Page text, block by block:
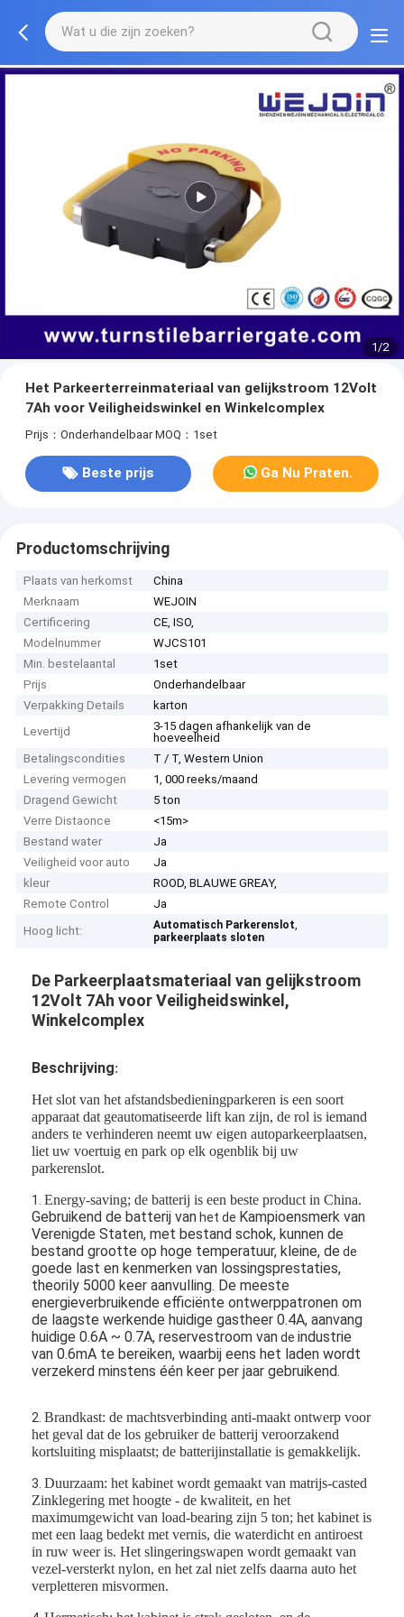
1/2
Het Parkeerterreinmateriaal van gelijkstroom 12Volt
7Ah voor Veiligheidswinkel en Winkelcomplex
Prijs：Onderhandelbaar MOQ：1set
Beste prijs Ga Nu Praten.
Productomschrijving
Plaats van herkomst
China
Merknaam
WEJOIN
Certificering
CE, ISO,
Modelnummer
WJCS101
Min. bestelaantal
1set
Prijs
Onderhandelbaar
Verpakking Details
karton
Levertijd
3-15 dagen afhankelijk van de
hoeveelheid
Betalingscondities
T / T, Western Union
Levering vermogen
1, 000 reeks/maand
Dragend Gewicht
5 ton
Verre Distaonce
<15m>
Bestand water
Ja
Veiligheid voor auto
Ja
kleur
ROOD, BLAUWE GREAY,
Remote Control
Ja
Hoog licht:
Automatisch Parkerenslot,
parkeerplaats sloten
De Parkeerplaatsmateriaal van gelijkstroom
12Volt 7Ah voor Veiligheidswinkel,
Winkelcomplex
Beschrijving:
Het slot van het afstandsbedieningparkeren is een soort
apparaat dat geautomatiseerde lift kan zijn, de rol is iemand
anders te verhinderen neemt uw eigen autoparkeerplaatsen,
liet uw voertuig en park op elk ogenblik bij uw
parkerenslot.
1.Energy-saving; de batterij is een beste product in China.
Gebruikend de batterij van het de Kampioensmerk van
Verenigde Staten, met bestand schok, kunnen de
bestand grootte op hoge temperatuur, kleine, de de
goede last en kenmerken van lossingsprestaties,
theorily 5000 keer aanvulling. De meeste
energieverbruikende efficiënte ontwerppatronen om
de laagste werkende huidige gastheer 0.4A, aanvang
huidige 0.6A ~ 0.7A, reservestroom vandeindustrie
van 0.6mA te bereiken, waarbij eens het laden wordt
verzekerd minstens één keer per jaar gebruikend.
2.Brandkast: de machtsverbinding anti-maakt ontwerp voor
het geval dat de los gebruiker de batterij veroorzakend
kortsluiting misplaatst; de batterijinstallatie is gemakkelijk.
3.Duurzaam: het kabinet wordt gemaakt van matrijs-casted
Zinklegering met hoogte - de kwaliteit, en het
maximumgewicht van load-bearing zijn 5 ton; het kabinet is
met een laag bedekt met vernis, die waterdicht en antiroest
in ruw weer is. Het slingeringswapen wordt gemaakt van
vezel-versterkt nylon, en het zal niet zelfs daarna auto het
verpletteren misvormen.